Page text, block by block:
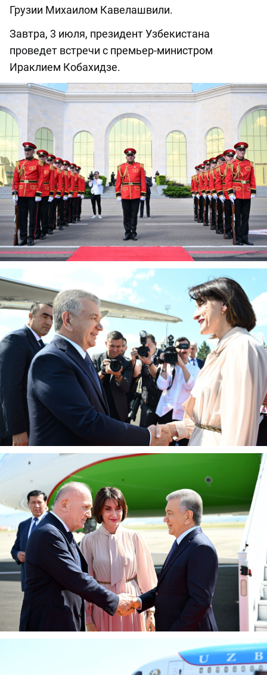
Грузии Михаилом Кавелашвили.
Завтра, 3 июля, президент Узбекистана
проведет встречи с премьер-министром
Ираклием Кобахидзе.